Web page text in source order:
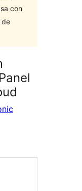
con
de